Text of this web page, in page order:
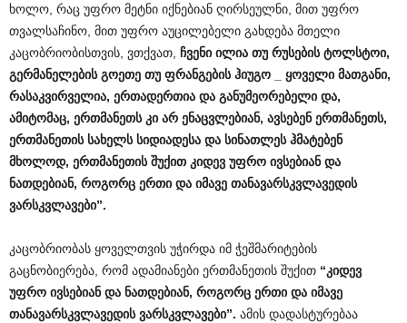
ხოლო, რაც უფრო მეტნი იქნებიან ღირსეულნი, მით უფრო
თვალსაჩინო, მით უფრო აუცილებელი გახდება მთელი
კაცობრიობისთვის, ვთქვათ,
ჩვენი ილია თუ რუსების ტოლსტოი,
გერმანელების გოეთე თუ ფრანგების ჰიუგო ყოველი მათგანი,
რასაკვირველია, ერთადერთია და განუმეორებელი და,
ამიტომაც, ერთმანეთს კი არ ენაცვლებიან, ავსებენ ერთმანეთს,
ერთმანეთის სახელს სიდიადესა და სინათლეს ჰმატებენ
მხოლოდ, ერთმანეთის შუქით კიდევ უფრო ივსებიან და
ნათდებიან, როგორც ერთი და იმავე თანავარსკვლავედის
ვარსკვლავები”.
კაცობრიობას ყოველთვის უჭირდა იმ ჭეშმარიტების
გაცნობიერება, რომ ადამიანები ერთმანეთის შუქით “კიდევ
უფრო ივსებიან და ნათდებიან, როგორც ერთი და იმავე
თანავარსკვლავედის ვარსკვლავები”. ამის დადასტურებაა